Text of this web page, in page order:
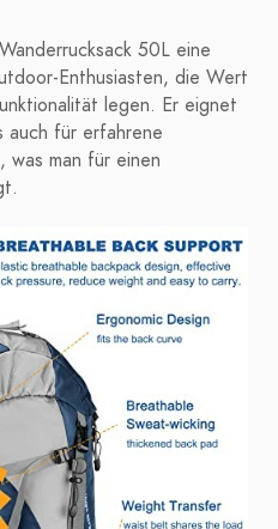
50L eine
Enthusiasten, die Wert
legen. Er eignet
auch für erfahrene
man für einen